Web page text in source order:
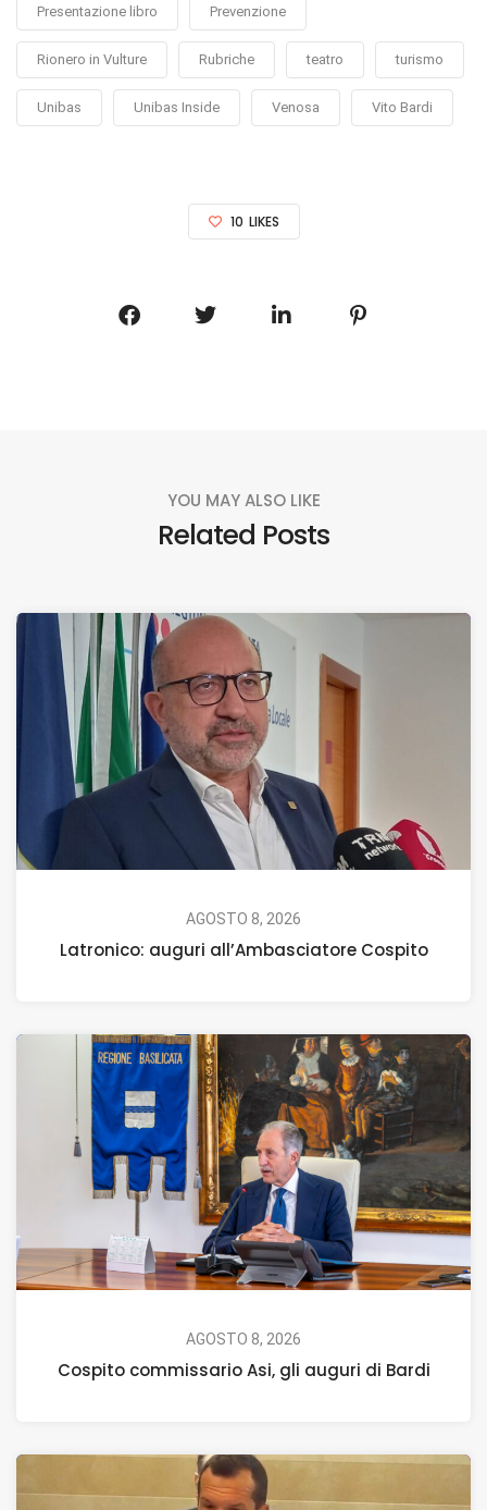
Presentazione libro Prevenzione
Rionero in Vulture Rubriche teatro turismo
Unibas Unibas Inside Venosa Vito Bardi
10 LIKES
YOU MAY ALSO LIKE
Related Posts
AGOSTO 8, 2026
Latronico: auguri all’Ambasciatore Cospito
AGOSTO 8, 2026
Cospito commissario Asi, gli auguri di Bardi